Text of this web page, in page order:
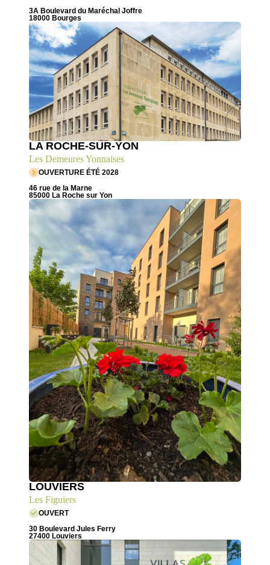
3A Boulevard du Maréchal Joffre
18000 Bourges
LA ROCHE-SUR-YON
Les Demeures Yonnaises
OUVERTURE ÉTÉ 2028
46 rue de la Marne
85000 La Roche sur Yon
LOUVIERS
Les Figuiers
OUVERT
30 Boulevard Jules Ferry
27400 Louviers